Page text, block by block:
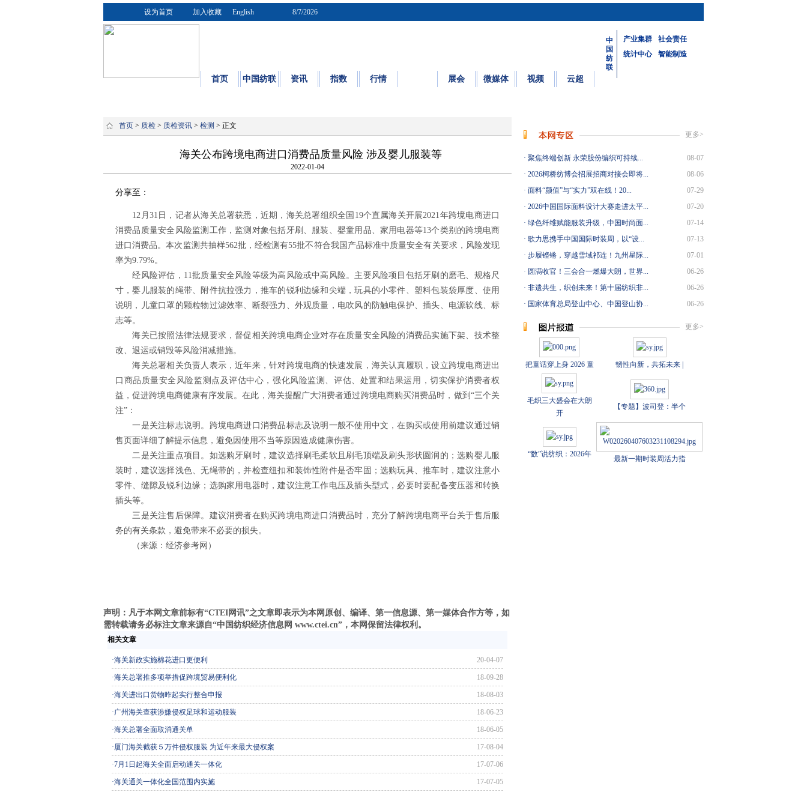
设为首页 加入收藏 English 8/7/2026
首页 中国纺联 资讯 指数 行情 展会 微媒体 视频 云超
中
国
纺
联
产业集群
社会责任
统计中心
智能制造
首页 > 质检 > 质检资讯 > 检测 > 正文
海关公布跨境电商进口消费品质量风险 涉及婴儿服装等
2022-01-04
分享至：
12月31日，记者从海关总署获悉，近期，海关总署组织全国19个直属海关开展2021年跨境电商进口
消费品质量安全风险监测工作，监测对象包括牙刷、服装、婴童用品、家用电器等13个类别的跨境电商
进口消费品。本次监测共抽样562批，经检测有55批不符合我国产品标准中质量安全有关要求，风险发现
率为9.79%。
经风险评估，11批质量安全风险等级为高风险或中高风险。主要风险项目包括牙刷的磨毛、规格尺
寸，婴儿服装的绳带、附件抗拉强力，推车的锐利边缘和尖端，玩具的小零件、塑料包装袋厚度、使用
说明，儿童口罩的颗粒物过滤效率、断裂强力、外观质量，电吹风的防触电保护、插头、电源软线、标
志等。
海关已按照法律法规要求，督促相关跨境电商企业对存在质量安全风险的消费品实施下架、技术整
改、退运或销毁等风险消减措施。
海关总署相关负责人表示，近年来，针对跨境电商的快速发展，海关认真履职，设立跨境电商进出
口商品质量安全风险监测点及评估中心，强化风险监测、评估、处置和结果运用，切实保护消费者权
益，促进跨境电商健康有序发展。在此，海关提醒广大消费者通过跨境电商购买消费品时，做到“三个关
注”：
一是关注标志说明。跨境电商进口消费品标志及说明一般不使用中文，在购买或使用前建议通过销
售页面详细了解提示信息，避免因使用不当等原因造成健康伤害。
二是关注重点项目。如选购牙刷时，建议选择刷毛柔软且刷毛顶端及刷头形状圆润的；选购婴儿服
装时，建议选择浅色、无绳带的，并检查纽扣和装饰性附件是否牢固；选购玩具、推车时，建议注意小
零件、缝隙及锐利边缘；选购家用电器时，建议注意工作电压及插头型式，必要时要配备变压器和转换
插头等。
三是关注售后保障。建议消费者在购买跨境电商进口消费品时，充分了解跨境电商平台关于售后服
务的有关条款，避免带来不必要的损失。
（来源：经济参考网）
声明：凡于本网文章前标有“CTEI网讯”之文章即表示为本网原创、编译、第一信息源、第一媒体合作方等，如
需转载请务必标注文章来源自“中国纺织经济信息网 www.ctei.cn”，本网保留法律权利。
相关文章
20-04-07
·海关新政实施棉花进口更便利
18-09-28
·海关总署推多项举措促跨境贸易便利化
18-08-03
·海关进出口货物昨起实行整合申报
18-06-23
·广州海关查获涉嫌侵权足球和运动服装
18-06-05
·海关总署全面取消通关单
17-08-04
·厦门海关截获５万件侵权服装 为近年来最大侵权案
17-07-06
·7月1日起海关全面启动通关一体化
17-07-05
·海关通关一体化全国范围内实施
更多>
08-07
· 聚焦终端创新 永荣股份编织可持续...
08-06
· 2026柯桥纺博会招展招商对接会即将...
07-29
· 面料“颜值”与“实力”双在线！20...
07-20
· 2026中国国际面料设计大赛走进太平...
07-14
· 绿色纤维赋能服装升级，中国时尚面...
07-13
· 歌力思携手中国国际时装周，以“设...
07-01
· 步履铿锵，穿越雪域祁连！九州星际...
06-26
· 圆满收官！三会合一燃爆大朗，世界...
06-26
· 非遗共生，织创未来！第十届纺织非...
06-26
· 国家体育总局登山中心、中国登山协...
更多>
把童话穿上身 2026 童 韧性向新，共拓未来 |
毛织三大盛会在大朗
开
【专题】波司登：半个
“数”说纺织：2026年
最新一期时装周活力指